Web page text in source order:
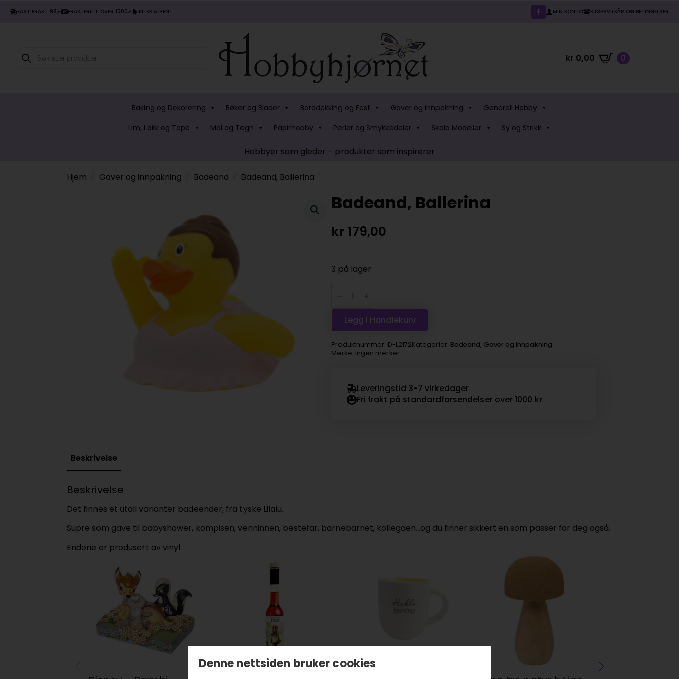
FAST FRAKT 98,- FRAKTFRITT OVER 1000,- KLIKK & HENT MIN KONTO KJØPSVILKÅR OG BETINGELSER
Products
search kr 0,00 0
Baking og Dekorering Bøker og Blader Borddekking og Fest Gaver og innpakning
Generell Hobby
Lim, Lakk og Tape
Mal og Tegn Papirhobby Perler og Smykkedeler Skala Modeller Sy og Strikk
Hobbyer som gleder – produkter som inspirerer
Hjem Gaver og innpakning Badeand Badeand, Ballerina
Badeand, Ballerina
kr 179,00
3 på lager
Ballerina
antall
Legg I Handlekurv
Produktnummer: D-L2172Kategorier: Badeand, Gaver og innpakning
Merke: Ingen merker
Leveringstid 3-7 virkedager
Fri frakt på standardforsendelser over 1000 kr
Beskrivelse
Beskrivelse
Det finnes et utall varianter badeender, fra tyske Lilalu.
Supre som gave til babyshower, kompisen, venninnen, bestefar, barnebarnet, kollegaen…og du finner sikkert en som passer for deg også.
Endene er produsert av vinyl.
Denne nettsiden bruker cookies